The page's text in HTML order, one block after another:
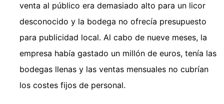
venta al público era demasiado alto para un licor
desconocido y la bodega no ofrecía presupuesto
para publicidad local. Al cabo de nueve meses, la
empresa había gastado un millón de euros, tenía las
bodegas llenas y las ventas mensuales no cubrían
los costes fijos de personal.